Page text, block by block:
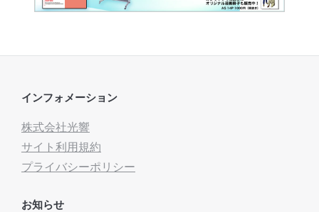
インフォメーション
株式会社光響
サイト利用規約
プライバシーポリシー
お知らせ